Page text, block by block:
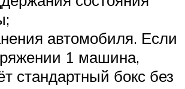
автомобиля. Если
1 машина,
стандартный бокс без